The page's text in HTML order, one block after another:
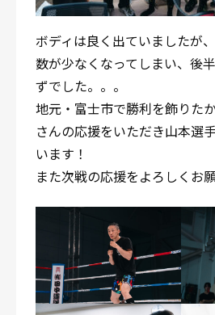
ボディは良く出ていましたが
数が少なくなってしまい、後
ずでした。。。
地元・富士市で勝利を飾りた
さんの応援をいただき山本選
います！
また次戦の応援をよろしくお